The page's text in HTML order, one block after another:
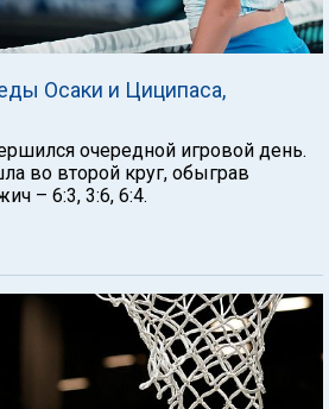
Осаки и Циципаса,
очередной игровой день.
во второй круг, обыграв
– 6:3, 3:6, 6:4.